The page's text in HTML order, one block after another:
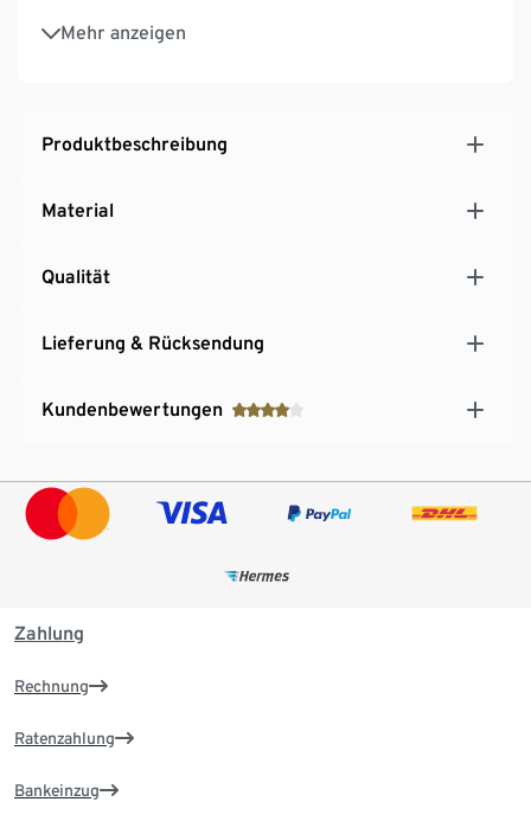
Mehr anzeigen
Geeignet für den Innen- und Außenbereich
Mit 5 m langer Zuleitung
Produktbeschreibung
Material
Qualität
Lieferung & Rücksendung
Kundenbewertungen
Zahlung
Rechnung
Ratenzahlung
Bankeinzug